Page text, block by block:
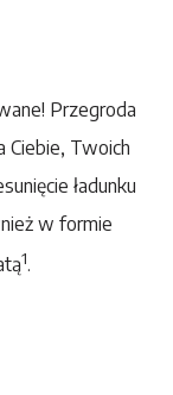
Przegroda
Ciebie, Twoich
ładunku
w formie
1.